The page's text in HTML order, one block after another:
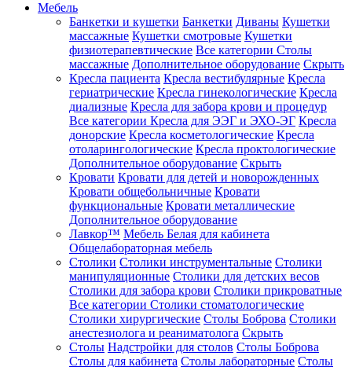
Мебель
Банкетки и кушетки Банкетки Диваны Кушетки
массажные Кушетки смотровые Кушетки
физиотерапевтические Все категории Столы
массажные Дополнительное оборудование Скрыть
Кресла пациента Кресла вестибулярные Кресла
гериатрические Кресла гинекологические Кресла
диализные Кресла для забора крови и процедур
Все категории Кресла для ЭЭГ и ЭХО-ЭГ Кресла
донорские Кресла косметологические Кресла
отоларингологические Кресла проктологические
Дополнительное оборудование Скрыть
Кровати Кровати для детей и новорожденных
Кровати общебольничные Кровати
функциональные Кровати металлические
Дополнительное оборудование
Лавкор™ Мебель Белая для кабинета
Общелабораторная мебель
Столики Столики инструментальные Столики
манипуляционные Столики для детских весов
Столики для забора крови Столики прикроватные
Все категории Столики стоматологические
Столики хирургические Столы Боброва Столики
анестезиолога и реаниматолога Скрыть
Столы Надстройки для столов Столы Боброва
Столы для кабинета Столы лабораторные Столы